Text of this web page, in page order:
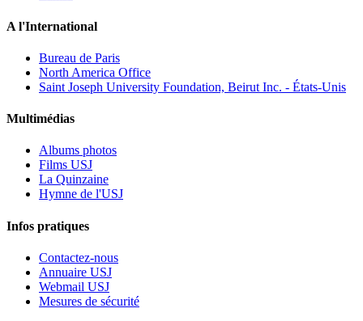
A l'International
Bureau de Paris
North America Office
Saint Joseph University Foundation, Beirut Inc. - États-Unis
Multimédias
Albums photos
Films USJ
La Quinzaine
Hymne de l'USJ
Infos pratiques
Contactez-nous
Annuaire USJ
Webmail USJ
Mesures de sécurité